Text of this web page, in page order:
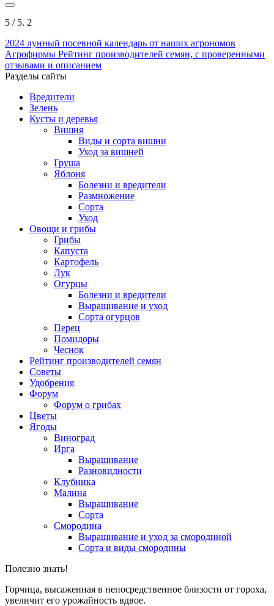
5 / 5. 2
2024 лунный посевной календарь от наших агрономов
Агрофирмы Рейтинг производителей семян, с проверенными
отзывами и описанием
Разделы сайты
Вредители
Зелень
Кусты и деревья
Вишня
Виды и сорта вишни
Уход за вишней
Груша
Яблоня
Болезни и вредители
Размножение
Сорта
Уход
Овощи и грибы
Грибы
Капуста
Картофель
Лук
Огурцы
Болезни и вредители
Выращивание и уход
Сорта огурцов
Перец
Помидоры
Чеснок
Рейтинг производителей семян
Советы
Удобрения
Форум
Форум о грибах
Цветы
Ягоды
Виноград
Ирга
Выращивание
Разновидности
Клубника
Малина
Выращивание
Сорта
Смородина
Выращивание и уход за смородиной
Сорта и виды смородины
Полезно знать!
Горчица, высаженная в непосредственное близости от гороха,
увеличит его урожайность вдвое.